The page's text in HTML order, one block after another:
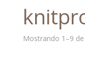
Mostrando 1–9